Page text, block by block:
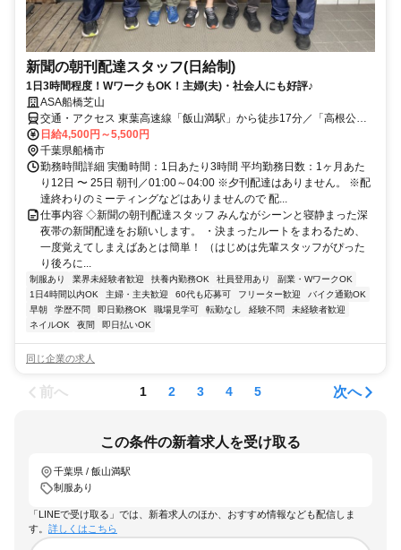
新聞の朝刊配達スタッフ(日給制)
1日3時間程度！WワークもOK！主婦(夫)・社会人にも好評♪
ASA船橋芝山
交通・アクセス 東葉高速線「飯山満駅」から徒歩17分／「高根公団
駅」「高根木戸駅」から徒歩17分
日給4,500円～5,500円
千葉県船橋市
勤務時間詳細 実働時間：1日あたり3時間 平均勤務日数：1ヶ月あた
り12日 〜 25日 朝刊／01:00～04:00 ※夕刊配達はありません。 ※配
達終わりのミーティングなどはありませんので 配...
仕事内容 ◇新聞の朝刊配達スタッフ みんながシーンと寝静まった深
夜帯の新聞配達をお願いします。 ・決まったルートをまわるため、
一度覚えてしまえばあとは簡単！ （はじめは先輩スタッフがぴった
り後ろに...
制服あり 業界未経験者歓迎 扶養内勤務OK 社員登用あり
副業・WワークOK
1日4時間以内OK
主婦・主夫歓迎 60代も応募可 フリーター歓迎
バイク通勤OK
早朝
学歴不問 即日勤務OK 職場見学可 転勤なし 経験不問
未経験者歓迎
ネイルOK
夜間 即日払いOK
同じ企業の求人
前へ 1 2 3 4 5 次へ
この条件の新着求人を受け取る
千葉県 / 飯山満駅
制服あり
「LINEで受け取る」では、新着求人のほか、おすすめ情報なども配信しま
す。 詳しくはこちら